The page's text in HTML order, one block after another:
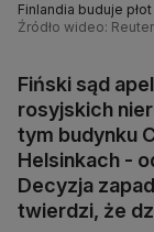
Finlandia buduje
Źródło wideo:
Fiński sąd
rosyjskich
tym budynku
Helsinkach -
Decyzja
twierdzi, że